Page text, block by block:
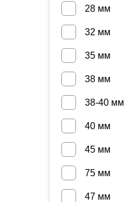
28 мм
32 мм
35 мм
38 мм
38-40 мм
40 мм
45 мм
75 мм
47 мм